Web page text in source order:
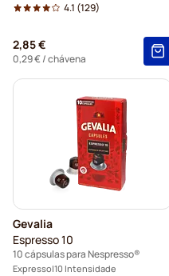
4.1 (129)
2,85 €
0,29 €/ chávena
Gevalia
Espresso 10
10 cápsulas para Nespresso®
Expresso 10 Intensidade